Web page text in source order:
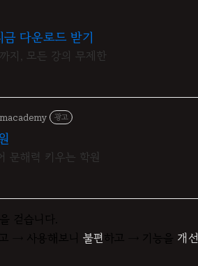
다운로드 받기
지, 모든 강의 무제한
광고
문해력 키우는 학원
걷습니다.
→ 사용해보니 불편하고 → 기능을 개선